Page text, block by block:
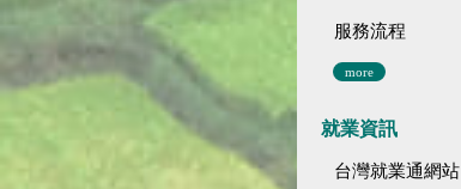
服務流程
more
就業資訊
台灣就業通網站